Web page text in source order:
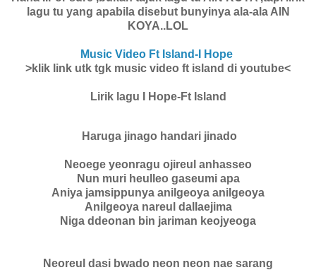
lagu tu yang apabila disebut bunyinya ala-ala AIN
KOYA..LOL
Music Video Ft Island-I Hope
>klik link utk tgk music video ft island di youtube<
Lirik lagu I Hope-Ft Island
Haruga jinago handari jinado
Neoege yeonragu ojireul anhasseo
Nun muri heulleo gaseumi apa
Aniya jamsippunya anilgeoya anilgeoya
Anilgeoya nareul dallaejima
Niga ddeonan bin jariman keojyeoga
Neoreul dasi bwado neon neon nae sarang